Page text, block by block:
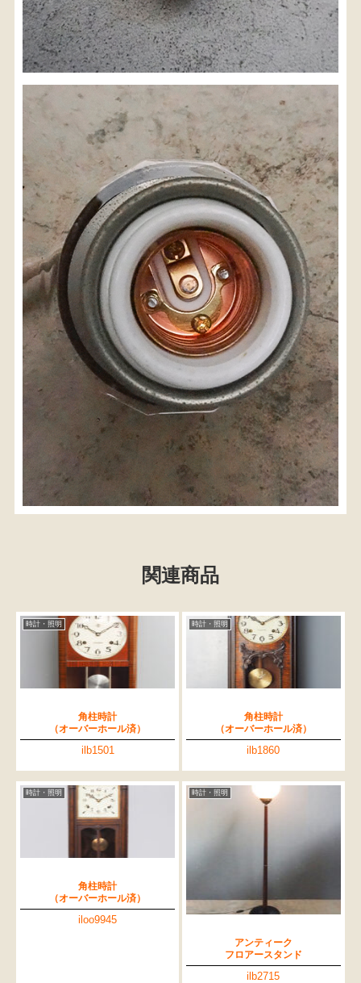
関連商品
時計・照明
角柱時計
（オーバーホール済）
ilb1501
時計・照明
角柱時計
（オーバーホール済）
ilb1860
時計・照明
角柱時計
（オーバーホール済）
iloo9945
時計・照明
アンティーク
フロアースタンド
ilb2715